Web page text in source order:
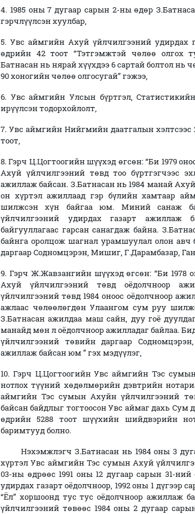
4. 1985 оны 7 дугаар сарын 2-ны өдөр
гэрчлүүлсэн хуулбар,
5. Увс аймгийн Ахуй үйлчилгээний удирдах
өдрийн 42 тоот “Тэтгэмжтэй чөлөө олгох
Батнасан нь нярай хүүхдээ 6 сартай болтол нь
90 хоногийн чөлөө олгосугай” гэжээ,
6. Увс аймгийн Улсын бүртгэл,
ирүүлсэн тодорхойлолт,
7. Увс аймгийн Нийгмийн даатгалын хэлтсээс
тоот,
8. Гэрч Ц.Цогтоогийн шүүхэд өгсөн: “Би 1979
Ахуй үйлчилгээний төвд тоо бүртгэгчээс
ажиллаж байсан. З.Батнасан нь 1984 манай
он хүртэл ажиллаад гэр бүлийн хамтаар
шилжсэн хүн байгаа юм. Миний санаж
үйлчилгээний удирдах газарт ажиллаж
байгууллагаас гарсан санагдаж байна.
байнга оролцож шагнал урамшуулал олон
даргаар Содномцэрэн, Мишиг, Г.Дарамбазар,
9. Гэрч Ж.Жавзангийн шүүхэд өгсөн: “Би 1978
Ахуй үйлчилгээний төвд оёдолчноор
үйлчилгээний төвд 1984 оноос оёдолчноор
ажлаас чөлөөлөгдөн Улаангом сум руу
З.Батнасан ажилдаа маш сайн, дуу гоё
манайд мөн л оёдолчноор ажилладаг байлаа.
үйлчилгээний төвийн даргаар
ажиллаж байсан юм ” гэх мэдүүлэг,
10. Гэрч Ц.Цогтоогийн Увс аймгийн Тэс
нотлох түүний хөдөлмөрийн дэвтрийн
аймгийн Тэс сумын Ахуйн үйлчилгээний
байсан байдлыг тогтоосон Увс аймаг дахь
өдрийн 5288 тоот шүүхийн шийдвэрийн
баримтууд болно.
Нэхэмжлэгч З.Батнасан нь 1984 оны 3
хүртэл Увс аймгийн Тэс сумын Ахуй
03-ны өдрөөс 1991 оны 12 дугаар сарын 31-
удирдах газарт оёдолчноор, 1992 оны 1 дүгээр
“Ёл” хоршоонд тус тус оёдолчноор ажиллаж
үйлчилгээний төвөөс 1984 оны 2 дугаар